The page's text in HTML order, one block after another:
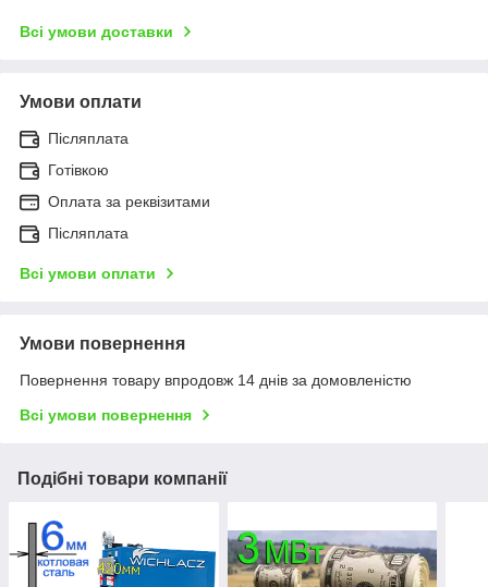
Всі умови доставки
Умови оплати
Післяплата
Готівкою
Оплата за реквізитами
Післяплата
Всі умови оплати
Умови повернення
Повернення товару впродовж 14 днів за домовленістю
Всі умови повернення
Подібні товари компанії